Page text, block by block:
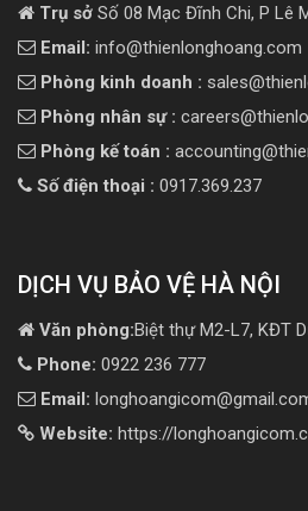
Trụ sở Số 08 Mạc Đĩnh Chi, P Lê
Email: info@thienlonghoang.com
Phòng kinh doanh :
Phòng nhân sự :
Phòng kế toán :
Số điện thoại : 0917.369.237
DỊCH VỤ BẢO VỆ HÀ NỘI
Văn phòng:Biệt thự M2-L7, KĐT
Phone: 0922 236 777
Email:
Website: https://